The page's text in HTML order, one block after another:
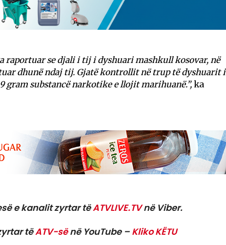
raportuar se djali i tij i dyshuari mashkull kosovar, në
dhunë ndaj tij. Gjatë kontrollit në trup të dyshuarit i
gram substancë narkotike e llojit marihuanë.”,ka
e kanalit zyrtar tëATVLIVE.TVnë Viber.
tëATV-sënë YouTube – Kliko KËTU